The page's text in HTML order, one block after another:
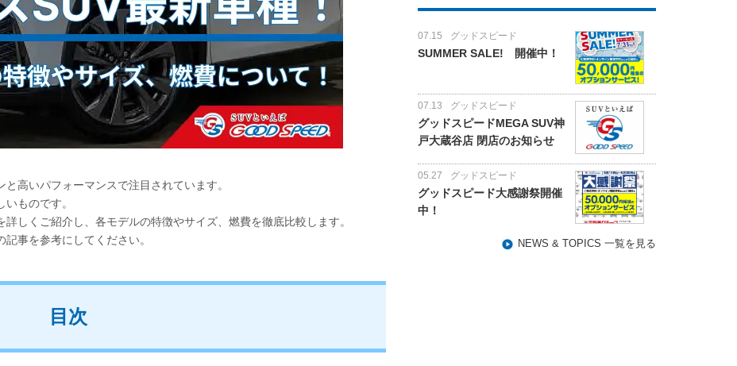
高いパフォーマンスで注目されています。
ものです。
しくご紹介し、各モデルの特徴やサイズ、燃費を徹底比較します。
事を参考にしてください。
目次
07.15 グッドスピード
SUMMER SALE! 開催中！
07.13 グッドスピード
グッドスピードMEGA SUV神
戸大蔵谷店 閉店のお知らせ
05.27 グッドスピード
グッドスピード大感謝祭開催
中！
NEWS & TOPICS 一覧を見る